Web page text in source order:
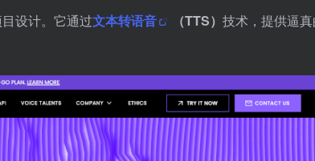
设计。它通过文本转语音 （TTS） 技术，提供逼